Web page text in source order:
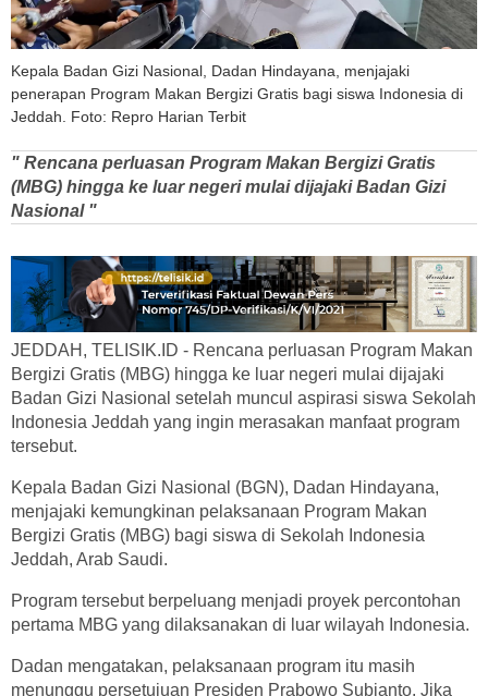
Kepala Badan Gizi Nasional, Dadan Hindayana, menjajaki
penerapan Program Makan Bergizi Gratis bagi siswa Indonesia di
Jeddah. Foto: Repro Harian Terbit
" Rencana perluasan Program Makan Bergizi Gratis
(MBG) hingga ke luar negeri mulai dijajaki Badan Gizi
Nasional "
JEDDAH, TELISIK.ID - Rencana perluasan Program Makan
Bergizi Gratis (MBG) hingga ke luar negeri mulai dijajaki
Badan Gizi Nasional setelah muncul aspirasi siswa Sekolah
Indonesia Jeddah yang ingin merasakan manfaat program
tersebut.
Kepala Badan Gizi Nasional (BGN), Dadan Hindayana,
menjajaki kemungkinan pelaksanaan Program Makan
Bergizi Gratis (MBG) bagi siswa di Sekolah Indonesia
Jeddah, Arab Saudi.
Program tersebut berpeluang menjadi proyek percontohan
pertama MBG yang dilaksanakan di luar wilayah Indonesia.
Dadan mengatakan, pelaksanaan program itu masih
menunggu persetujuan Presiden Prabowo Subianto. Jika